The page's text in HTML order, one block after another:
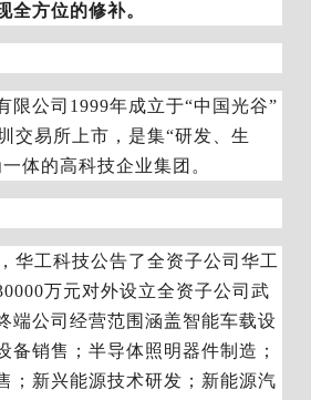
全方位的修补。
限公司1999年成立于“中国光谷”
交易所上市，是集“研发、生
体的高科技企业集团。
华工科技公告了全资子公司华工
万元对外设立全资子公司武
端公司经营范围涵盖智能车载设
备销售；半导体照明器件制造；
；新兴能源技术研发；新能源汽